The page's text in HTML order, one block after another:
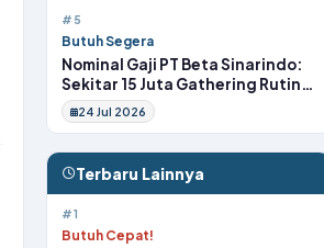
#5
Butuh Segera
Nominal Gaji PT Beta Sinarindo:
Sekitar 15 Juta Gathering Rutin
Insentif Rutin
24 Jul 2026
Terbaru Lainnya
#1
Butuh Cepat!